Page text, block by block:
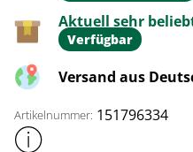
Aktuell sehr
Verfügbar
Versand aus
Artikelnummer: 151796334
Weitere Produktinformationen